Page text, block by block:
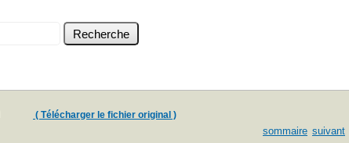
( Télécharger le fichier original )
sommaire suivant